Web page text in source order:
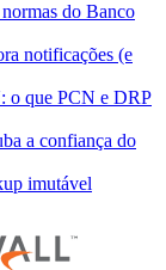
do Banco
notificações (e
o que PCN e DRP
a confiança do
imutável